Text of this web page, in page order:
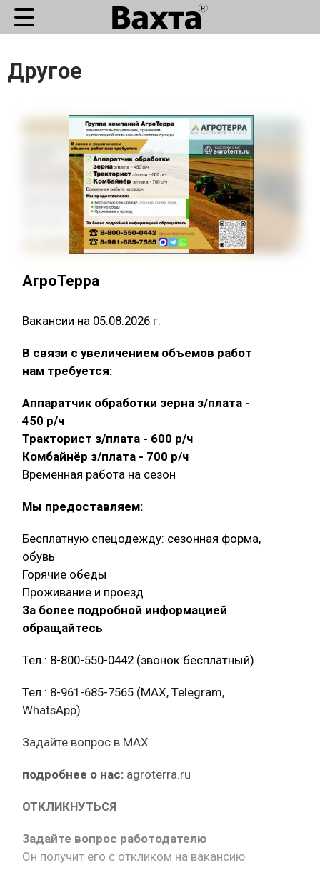
Другое
АгроТерра
Вакансии на 05.08.2026 г.
В связи с увеличением объемов работ
нам требуется:
Аппаратчик обработки зерна з/плата -
450 р/ч
Тракторист з/плата - 600 р/ч
Комбайнёр з/плата - 700 р/ч
Временная работа на сезон
Мы предоставляем:
Бесплатную спецодежду: сезонная форма,
обувь
Горячие обеды
Проживание и проезд
За более подробной информацией
обращайтесь
Тел.: 8-800-550-0442 (звонок бесплатный)
Тел.: 8-961-685-7565 (МАХ, Telegram,
WhatsApp)
Задайте вопрос в MAX
подробнее о нас: agroterra.ru
ОТКЛИКНУТЬСЯ
Задайте вопрос работодателю
Он получит его с откликом на вакансию